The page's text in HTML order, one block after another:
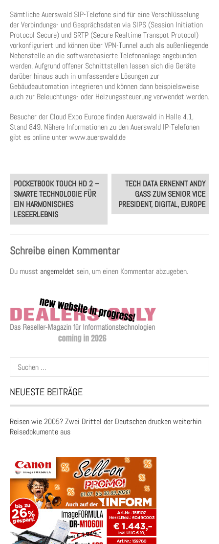
Sämtliche Auerswald SIP-Telefone sind für eine Verschlüsselung
der Verbindungs- und Gesprächsdaten via SIPS (Session Initiation
Protocol Secure) und SRTP (Secure Realtime Transpot Protocol)
vorkonfiguriert und können über VPN-Tunnel auch als außenliegende
Nebenstelle an die softwarebasierte Telefonanlage angebunden
werden. Aufgrund offener Schnittstellen lassen sich die Geräte
darüber hinaus auch in umfassendere Lösungen zur
Gebäudeautomation integrieren und können dann beispielsweise
auch zur Beleuchtungs- oder Heizungssteuerung verwendet werden.
Besucher der Cloud Expo Europe finden Auerswald in Halle 4.1,
Stand 849. Nähere Informationen zu den Auerswald IP-Telefonen
gibt es online unter www.auerswald.de
Post
navigation
POCKETBOOK TOUCH HD 2 –
SMARTE TECHNOLOGIE FÜR
EIN HARMONISCHES
LESEERLEBNIS
TECH DATA ERNENNT ANDY
GASS ZUM SENIOR VICE
PRESIDENT, DIGITAL, EUROPE
Schreibe einen Kommentar
Du musst angemeldet sein, um einen Kommentar abzugeben.
Suchen
nach:
NEUESTE BEITRÄGE
Reisen wie 2005? Zwei Drittel der Deutschen drucken weiterhin
Reisedokumente aus